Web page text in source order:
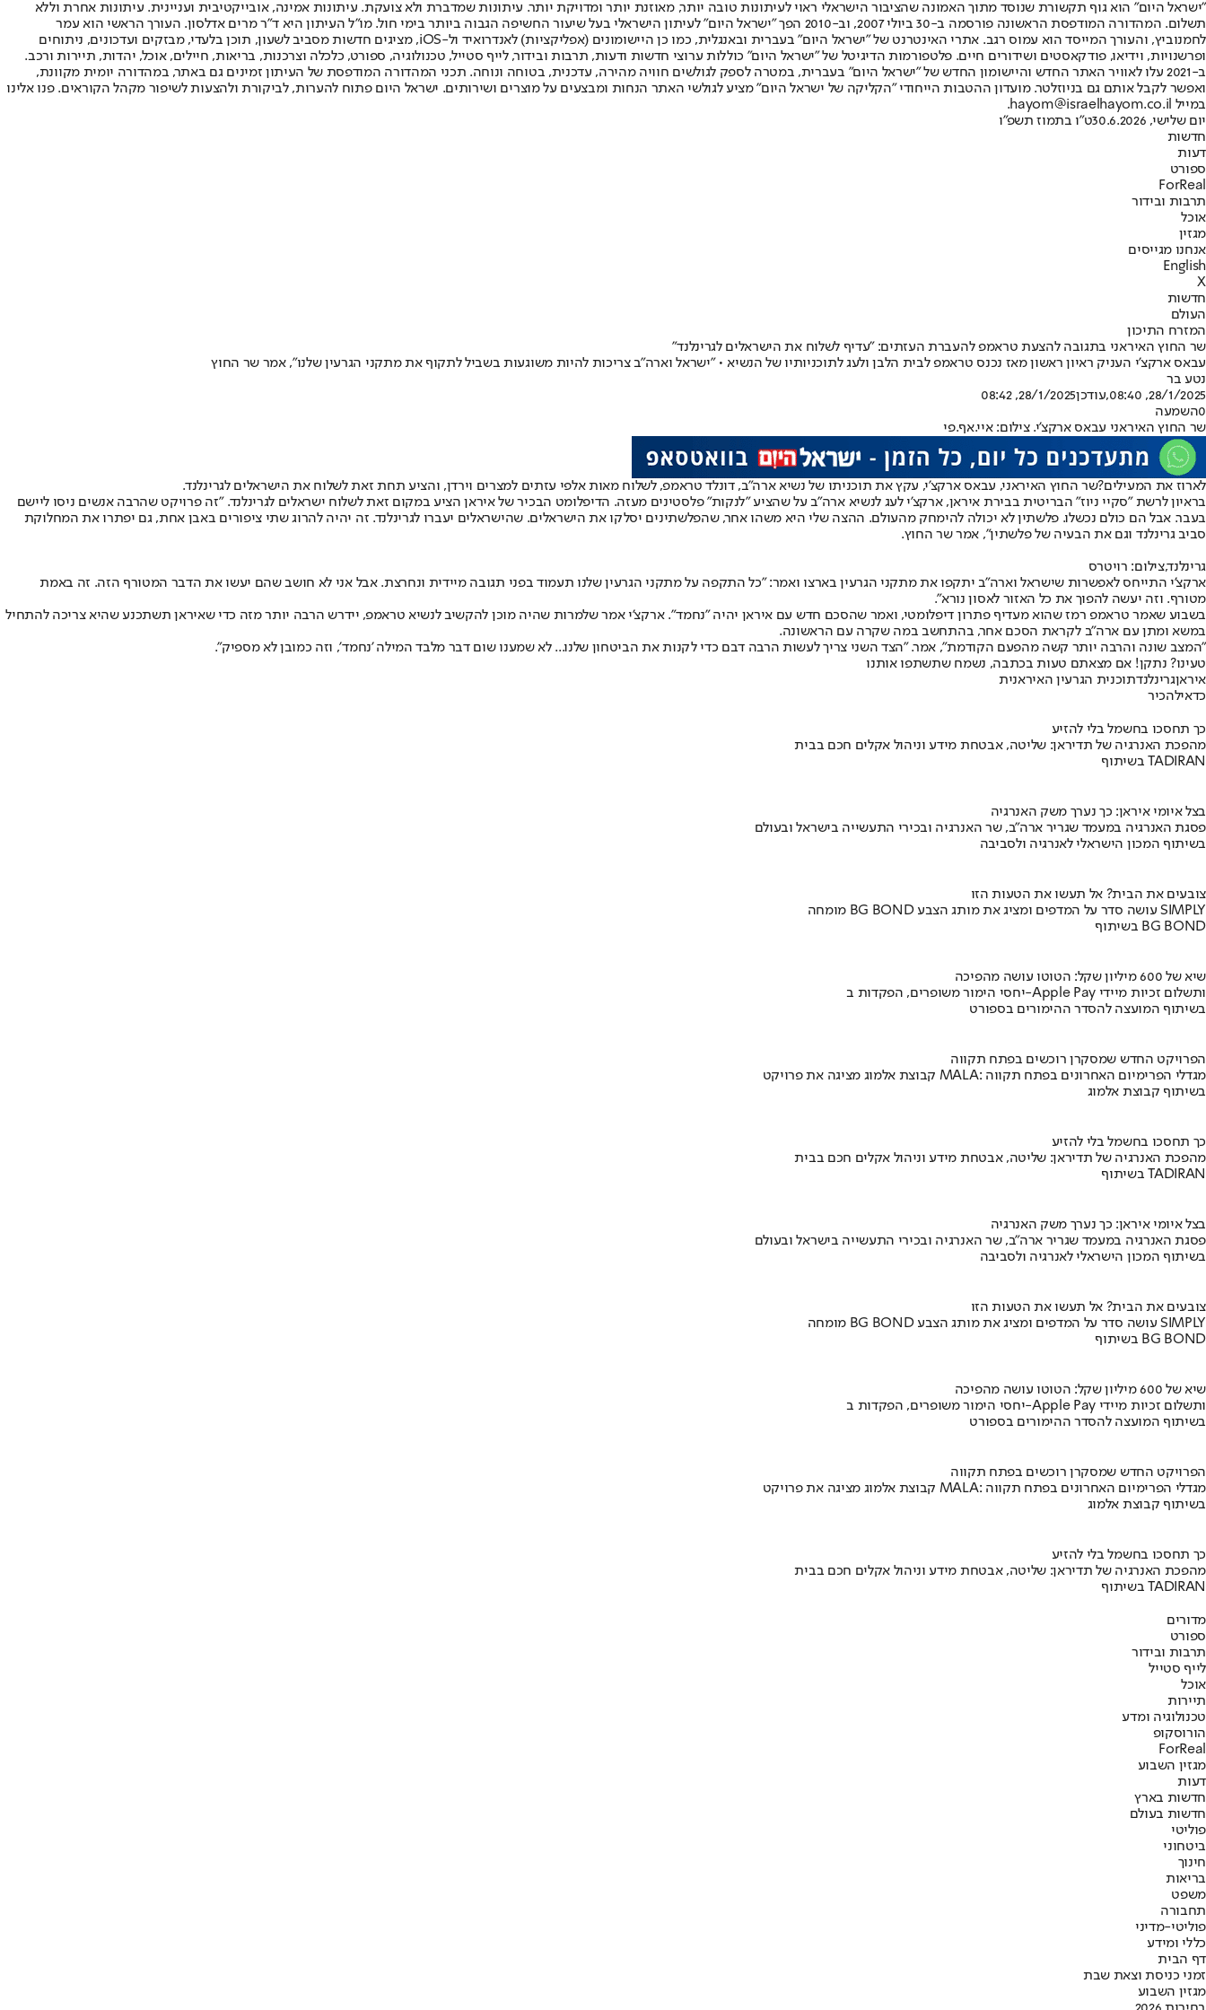
"ישראל היום" הוא גוף תקשורת שנוסד מתוך האמונה שהציבור הישראלי ראוי לעיתונות טובה יותר, מאוזנת יותר ומדויקת יותר. עיתונות שמדברת ולא צועקת. עיתונות אמינה, אובייקטיבית ועניינית. עיתונות אחרת וללא
תשלום. המהדורה המודפסת הראשונה פורסמה ב-30 ביולי 2007, וב-2010 הפך "ישראל היום" לעיתון הישראלי בעל שיעור החשיפה הגבוה ביותר בימי חול. מו"ל העיתון היא ד"ר מרים אדלסון. העורך הראשי הוא עמר
לחמנוביץ, והעורך המייסד הוא עמוס רגב. אתרי האינטרנט של "ישראל היום" בעברית ובאנגלית, כמו כן היישומונים (אפליקציות) לאנדרואיד ול-iOS, מציגים חדשות מסביב לשעון, תוכן בלעדי, מבזקים ועדכונים, ניתוחים
ופרשנויות, וידיאו, פודקאסטים ושידורים חיים. פלטפורמות הדיגיטל של "ישראל היום" כוללות ערוצי חדשות ודעות, תרבות ובידור, לייף סטייל, טכנולוגיה, ספורט, כלכלה וצרכנות, בריאות, חיילים, אוכל, יהדות, תיירות ורכב.
ב-2021 עלו לאוויר האתר החדש והיישומון החדש של "ישראל היום" בעברית, במטרה לספק לגולשים חוויה מהירה, עדכנית, בטוחה ונוחה. תכני המהדורה המודפסת של העיתון זמינים גם באתר, במהדורה יומית מקוונת,
ואפשר לקבל אותם גם בניוזלטר. מועדון ההטבות הייחודי "הקליקה של ישראל היום" מציע לגולשי האתר הנחות ומבצעים על מוצרים ושירותים. ישראל היום פתוח להערות, לביקורת ולהצעות לשיפור מקהל הקוראים. פנו אלינו
במייל hayom@israelhayom.co.il.
יום שלישי, 30.6.2026
ט"ו בתמוז תשפ"ו
חדשות
דעות
ספורט
ForReal
תרבות ובידור
אוכל
מגזין
אנחנו מגייסים
English
X
חדשות
העולם
המזרח התיכון
שר החוץ האיראני בתגובה להצעת טראמפ להעברת העזתים: "עדיף לשלוח את הישראלים לגרינלנד"
עבאס ארקצ'י העניק ראיון ראשון מאז נכנס טראמפ לבית הלבן ולעג לתוכניותיו של הנשיא • "ישראל וארה"ב צריכות להיות משוגעות בשביל לתקוף את מתקני הגרעין שלנו", אמר שר החוץ
נטע בר
28/1/2025, 08:40
,עודכן28/1/2025, 08:42
0השמעה
שר החוץ האיראני עבאס ארקצ'י. צילום: איי.אף.פי
לארוז את המעילים?שר החוץ האיראני, עבאס ארקצ'י, עקץ את תוכניתו של נשיא ארה"ב, דונלד טראמפ, לשלוח מאות אלפי עזתים למצרים וירדן, והציע תחת זאת לשלוח את הישראלים לגרינלנד.
בראיון לרשת "סקיי ניוז" הבריטית בבירת איראן, ארקצ'י לעג לנשיא ארה"ב על שהציע "לנקות" פלסטינים מעזה. הדיפלומט הבכיר של איראן הציע במקום זאת לשלוח ישראלים לגרינלנד. "זה פרויקט שהרבה אנשים ניסו ליישם
בעבר. אבל הם כולם נכשלו. פלשתין לא יכולה להימחק מהעולם. ההצה שלי היא משהו אחר, שהפלשתינים יסלקו את הישראלים. שהישראלים יעברו לגרינלנד. זה יהיה להרוג שתי ציפורים באבן אחת, גם יפתרו את המחלוקת
סביב גרינלנד וגם את הבעיה של פלשתין", אמר שר החוץ.
גרינלנד,צילום: רויטרס
ארקצ'י התייחס לאפשרות שישראל וארה"ב יתקפו את מתקני הגרעין בארצו ואמר: "כל התקפה על מתקני הגרעין שלנו תעמוד בפני תגובה מיידית ונחרצת. אבל אני לא חושב שהם יעשו את הדבר המטורף הזה. זה באמת
מטורף. וזה יעשה להפוך את כל האזור לאסון נורא".
בשבוע שאמר טראמפ רמז שהוא מעדיף פתרון דיפלומטי, ואמר שהסכם חדש עם איראן יהיה "נחמד". ארקצ'י אמר שלמרות שהיה מוכן להקשיב לנשיא טראמפ, יידרש הרבה יותר מזה כדי שאיראן תשתכנע שהיא צריכה להתחיל
במשא ומתן עם ארה"ב לקראת הסכם אחר, בהתחשב במה שקרה עם הראשונה.
"המצב שונה והרבה יותר קשה מהפעם הקודמת", אמר. "הצד השני צריך לעשות הרבה דבם כדי לקנות את הביטחון שלנו... לא שמענו שום דבר מלבד המילה 'נחמד', וזה כמובן לא מספיק".
טעינו? נתקן! אם מצאתם טעות בכתבה, נשמח שתשתפו אותנו
איראןגרינלנדתוכנית הגרעין האיראנית
כדאילהכיר
כך תחסכו בחשמל בלי להזיע
מהפכת האנרגיה של תדיראן: שליטה, אבטחת מידע וניהול אקלים חכם בבית
בשיתוף TADIRAN
בצל איומי איראן: כך נערך משק האנרגיה
פסגת האנרגיה במעמד שגריר ארה"ב, שר האנרגיה ובכירי התעשייה בישראל ובעולם
בשיתוף המכון הישראלי לאנרגיה ולסביבה
צובעים את הבית? אל תעשו את הטעות הזו
מומחה BG BOND עושה סדר על המדפים ומציג את מותג הצבע SIMPLY
בשיתוף BG BOND
שיא של 600 מיליון שקל: הטוטו עושה מהפיכה
יחסי הימור משופרים, הפקדות ב-Apple Pay ותשלום זכיות מיידי
בשיתוף המועצה להסדר ההימורים בספורט
הפרויקט החדש שמסקרן רוכשים בפתח תקווה
קבוצת אלמוג מציגה את פרויקט MALA: מגדלי הפרימיום האחרונים בפתח תקווה
בשיתוף קבוצת אלמוג
כך תחסכו בחשמל בלי להזיע
מהפכת האנרגיה של תדיראן: שליטה, אבטחת מידע וניהול אקלים חכם בבית
בשיתוף TADIRAN
בצל איומי איראן: כך נערך משק האנרגיה
פסגת האנרגיה במעמד שגריר ארה"ב, שר האנרגיה ובכירי התעשייה בישראל ובעולם
בשיתוף המכון הישראלי לאנרגיה ולסביבה
צובעים את הבית? אל תעשו את הטעות הזו
מומחה BG BOND עושה סדר על המדפים ומציג את מותג הצבע SIMPLY
בשיתוף BG BOND
שיא של 600 מיליון שקל: הטוטו עושה מהפיכה
יחסי הימור משופרים, הפקדות ב-Apple Pay ותשלום זכיות מיידי
בשיתוף המועצה להסדר ההימורים בספורט
הפרויקט החדש שמסקרן רוכשים בפתח תקווה
קבוצת אלמוג מציגה את פרויקט MALA: מגדלי הפרימיום האחרונים בפתח תקווה
בשיתוף קבוצת אלמוג
כך תחסכו בחשמל בלי להזיע
מהפכת האנרגיה של תדיראן: שליטה, אבטחת מידע וניהול אקלים חכם בבית
בשיתוף TADIRAN
מדורים
ספורט
תרבות ובידור
לייף סטייל
אוכל
תיירות
טכנולוגיה ומדע
הורוסקופ
ForReal
מגזין השבוע
דעות
חדשות בארץ
חדשות בעולם
פוליטי
ביטחוני
חינוך
בריאות
משפט
תחבורה
פוליטי-מדיני
כללי ומידע
דף הבית
זמני כניסת וצאת שבת
מגזין השבוע